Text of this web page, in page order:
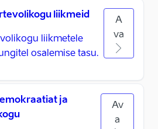
liikmeid
liikmetele
osalemise tasu.
A
va
ja
Av
a